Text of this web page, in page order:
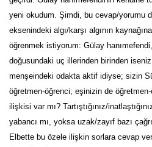
yeni okudum. Şimdi, bu cevap/yorumu
eksenindeki algı/karşı algının
öğrenmek istiyorum: Gülay
doğusundaki uç illerinden birinden
menşeindeki odakta aktif idiyse; sizin
öğretmen-öğrenci; eşinizin de
ilişkisi var mı? Tartıştığınız/
yabancı mı, yoksa uzak/zayıf bazı
Elbette bu özele ilişkin sorlara cevap